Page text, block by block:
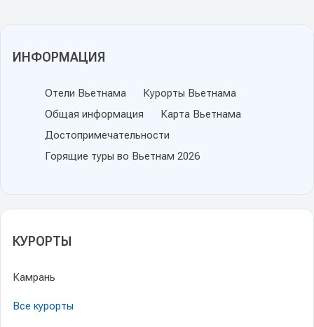
ИНФОРМАЦИЯ
Отели Вьетнама
Курорты Вьетнама
Общая информация
Карта Вьетнама
Достопримечательности
Горящие туры во Вьетнам 2026
КУРОРТЫ
Камрань
Все курорты